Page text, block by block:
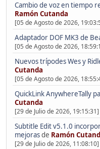
Cambio de voz en tiempo
Ramón Cutanda
[05 de Agosto de 2026,
Adaptador DOF MK3 de
[05 de Agosto de 2026,
Nuevos trípodes Wes y
Cutanda
[05 de Agosto de 2026,
QuickLink AnywhereTally
Cutanda
[29 de Julio de 2026, 19:15:31]
Subtitle Edit v5.1.0
mejorasde Ramón
[29 de Julio de 2026, 11:08:10]